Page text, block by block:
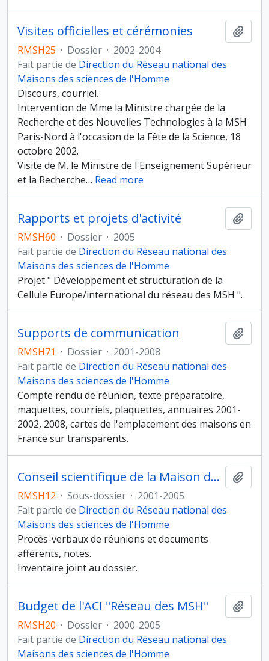
Visites officielles et cérémonies
RMSH25 · Dossier · 2002-2004
Fait partie de Direction du Réseau national des
Maisons des sciences de l'Homme
Discours, courriel.
Intervention de Mme la Ministre chargée de la
Recherche et des Nouvelles Technologies à la MSH
Paris-Nord à l'occasion de la Fête de la Science, 18
octobre 2002.
Visite de M. le Ministre de l'Enseignement Supérieur
et la Recherche… Read more
Rapports et projets d'activité
RMSH60 · Dossier · 2005
Fait partie de Direction du Réseau national des
Maisons des sciences de l'Homme
Projet " Développement et structuration de la
Cellule Europe/international du réseau des MSH ".
Supports de communication
RMSH71 · Dossier · 2001-2008
Fait partie de Direction du Réseau national des
Maisons des sciences de l'Homme
Compte rendu de réunion, texte préparatoire,
maquettes, courriels, plaquettes, annuaires 2001-
2002, 2008, cartes de l'emplacement des maisons en
France sur transparents.
Conseil scientifique de la Maison des sciences de l'homme d'Aquitaine (MSHA)
RMSH12 · Sous-dossier · 2001-2005
Fait partie de Direction du Réseau national des
Maisons des sciences de l'Homme
Procès-verbaux de réunions et documents
afférents, notes.
Inventaire joint au dossier.
Budget de l'ACI "Réseau des MSH"
RMSH20 · Dossier · 2000-2005
Fait partie de Direction du Réseau national des
Maisons des sciences de l'Homme